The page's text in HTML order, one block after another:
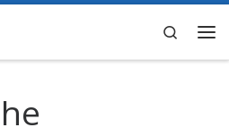
Search